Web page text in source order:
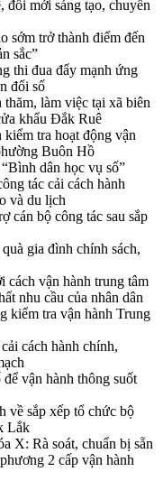
đổi mới sáng tạo, chuyển
sớm trở thành điểm đến
sắc”
thi đua đẩy mạnh ứng
đổi số
làm việc tại xã biên
khẩu Đắk Ruê
tra hoạt động vận
Buôn Hồ
dân học vụ số”
tác cải cách hành
và du lịch
cán bộ công tác sau sắp
gia đình chính sách,
vận hành trung tâm
nhu cầu của nhân dân
tra vận hành Trung
cách hành chính,
vận hành thông suốt
về sắp xếp tổ chức bộ
Lắk
X: Rà soát, chuẩn bị sẵn
2 cấp vận hành